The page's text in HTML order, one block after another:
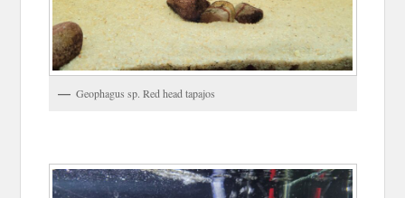
Geophagus sp. Red head tapajos